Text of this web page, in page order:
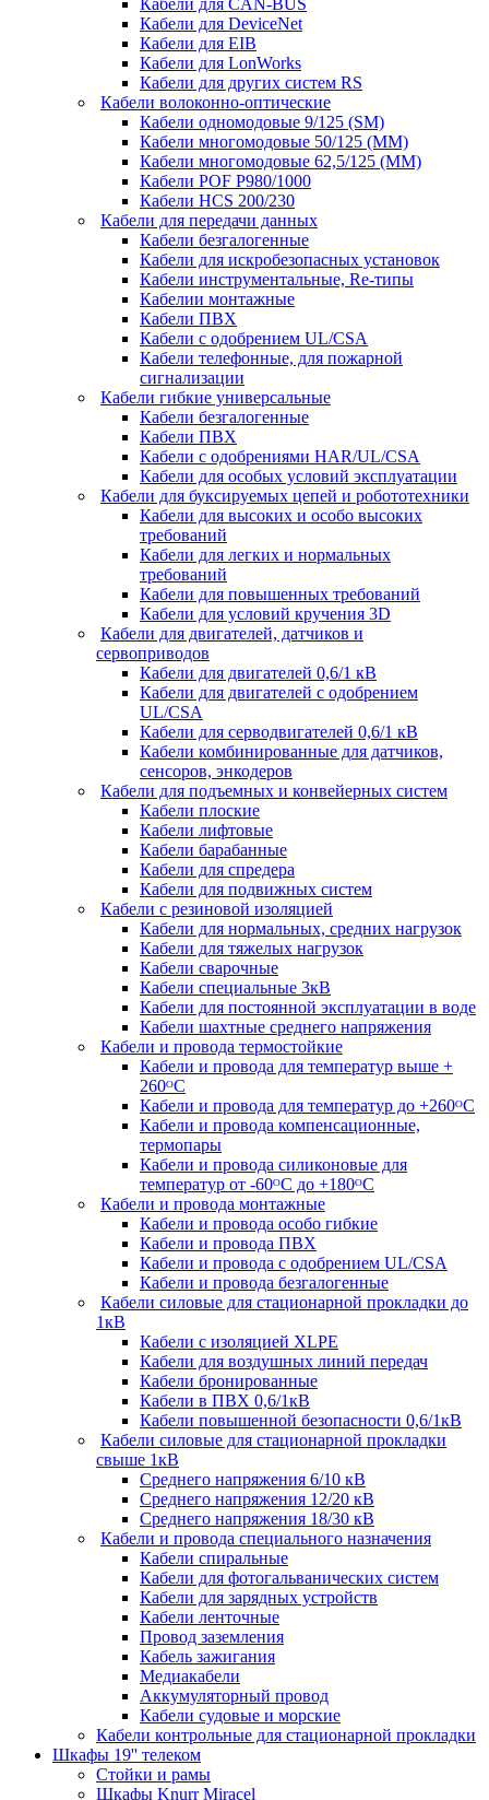
Кабели для DeviceNet
Кабели для EIB
Кабели для LonWorks
Кабели для других систем RS
Кабели волоконно-оптические
Кабели одномодовые 9/125 (SM)
Кабели многомодовые 50/125 (ММ)
Кабели многомодовые 62,5/125 (ММ)
Кабели POF P980/1000
Кабели HCS 200/230
Кабели для передачи данных
Кабели безгалогенные
Кабели для искробезопасных установок
Кабели инструментальные, Re-типы
Кабелии монтажные
Кабели ПВХ
Кабели с одобрением UL/CSA
Кабели телефонные, для пожарной
сигнализации
Кабели гибкие универсальные
Кабели безгалогенные
Кабели ПВХ
Кабели с одобрениями HAR/UL/CSA
Кабели для особых условий эксплуатации
Кабели для буксируемых цепей и робототехники
Кабели для высоких и особо высоких
требований
Кабели для легких и нормальных
требований
Кабели для повышенных требований
Кабели для условий кручения 3D
Кабели для двигателей, датчиков и
сервоприводов
Кабели для двигателей 0,6/1 кВ
Кабели для двигателей с одобрением
UL/CSA
Кабели для серводвигателей 0,6/1 кВ
Кабели комбинированные для датчиков,
cенсоров, энкодеров
Кабели для подъемных и конвейерных систем
Кабели плоские
Кабели лифтовые
Кабели барабанные
Кабели для спредера
Кабели для подвижных систем
Кабели с резиновой изоляцией
Кабели для нормальных, средних нагрузок
Кабели для тяжелых нагрузок
Кабели сварочные
Кабели специальные 3кВ
Кабели для постоянной эксплуатации в воде
Кабели шахтные среднего напряжения
Кабели и провода термостойкие
Кабели и провода для температур выше +
260ᴼС
Кабели и провода для температур до +260ᴼС
Кабели и провода компенсационные,
термопары
Кабели и провода силиконовые для
температур от -60ᴼC до +180ᴼС
Кабели и провода монтажные
Кабели и провода особо гибкие
Кабели и провода ПВХ
Кабели и провода с одобрением UL/CSA
Кабели и провода безгалогенные
Кабели силовые для стационарной прокладки до
1кВ
Кабели c изоляцией XLPE
Кабели для воздушных линий передач
Кабели бронированные
Кабели в ПВХ 0,6/1кВ
Кабели повышенной безопасности 0,6/1кВ
Кабели силовые для стационарной прокладки
свыше 1кВ
Среднего напряжения 6/10 кВ
Среднего напряжения 12/20 кВ
Среднего напряжения 18/30 кВ
Кабели и провода специального назначения
Кабели спиральные
Кабели для фотогальванических систем
Кабели для зарядных устройств
Кабели ленточные
Провод заземления
Кабель зажигания
Медиакабели
Аккумуляторный провод
Кабели судовые и морские
Кабели контрольные для стационарной прокладки
Шкафы 19'' телеком
Стойки и рамы
Шкафы Knurr Miracel